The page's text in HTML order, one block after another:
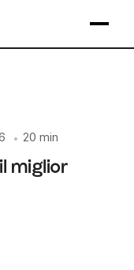
• 20 min
miglior